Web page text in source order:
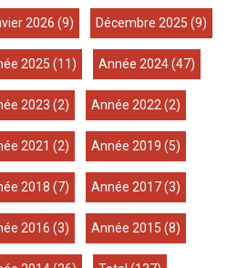
2026 (9) décembre 2025 (9)
2025 (11) année 2024(47)
2023 (2) année 2022 (2)
2021 (2) année 2019 (5)
2018 (7) année 2017(3)
2016 (3) année 2015 (8)